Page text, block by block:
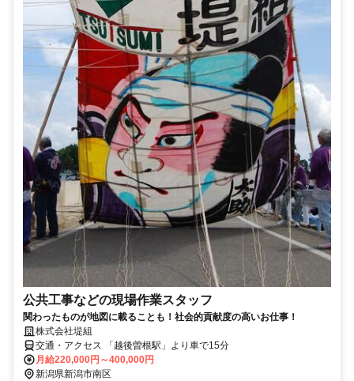
公共工事などの現場作業スタッフ
関わったものが地図に載ることも！社会的貢献度の高いお仕事！
株式会社堤組
交通・アクセス 「越後曽根駅」より車で15分
月給220,000円～400,000円
新潟県新潟市南区